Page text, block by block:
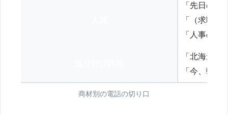
「先日の
「（求職
「人事の方
「北海道
「今、弊
商材別の電話の切り口